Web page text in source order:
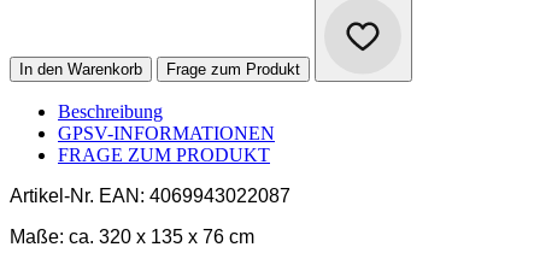
In den Warenkorb Frage zum Produkt
Beschreibung
GPSV-INFORMATIONEN
FRAGE ZUM PRODUKT
Artikel-Nr. EAN: 4069943022087
Maße: ca. 320 x 135 x 76 cm